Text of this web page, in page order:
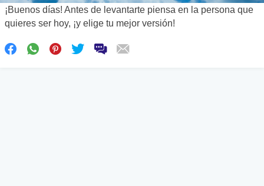
¡Buenos días! Antes de levantarte piensa en la persona que
quieres ser hoy, ¡y elige tu mejor versión!